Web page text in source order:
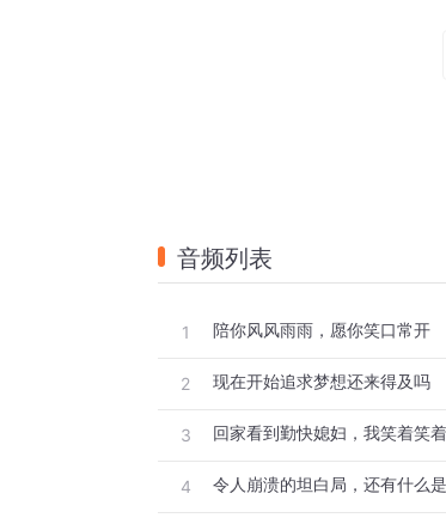
音频列表
1 陪你风风雨雨，愿你笑口常开
2 现在开始追求梦想还来得及吗
3 回家看到勤快媳妇，我笑着笑
4 令人崩溃的坦白局，还有什么